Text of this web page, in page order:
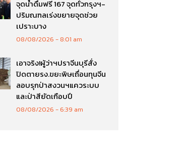
จุดน้ำดื่มฟรี 167 จุดทั่วกรุงฯ-
ปริมณฑลเร่งขยายจุดช่วย
เปราะบาง
08/08/2026 8:01 am
เอาจริง!ผู้ว่าฯปราจีนบุรีสั่ง
ปิดตายรง.ขยะพิษเถื่อนทุนจีน
ลอบรุกป่าสงวนฯแควระบบ
และป่าสียัดเกือบปี
08/08/2026 6:39 am